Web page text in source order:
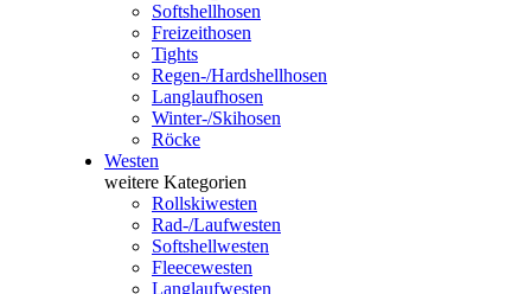
Softshellhosen
Freizeithosen
Tights
Regen-/Hardshellhosen
Langlaufhosen
Winter-/Skihosen
Röcke
Westen
weitere Kategorien
Rollskiwesten
Rad-/Laufwesten
Softshellwesten
Fleecewesten
Langlaufwesten